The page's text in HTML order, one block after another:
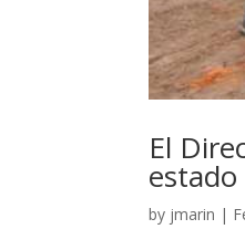
El
by jmarin |